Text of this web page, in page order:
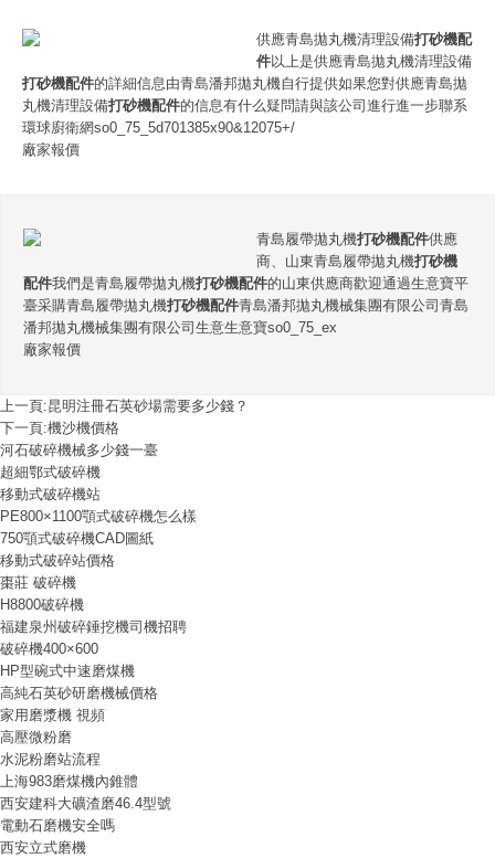
供應青島拋丸機清理設備打砂機配
件以上是供應青島拋丸機清理設備
打砂機配件的詳細信息由青島潘邦拋丸機自行提供如果您對供應青島拋
丸機清理設備打砂機配件的信息有什么疑問請與該公司進行進一步聯系
環球廚衛網so0_75_5d701385x90&12075+/
廠家報價
青島履帶拋丸機打砂機配件供應
商、山東青島履帶拋丸機打砂機
配件我們是青島履帶拋丸機打砂機配件的山東供應商歡迎通過生意寶平
臺采購青島履帶拋丸機打砂機配件青島潘邦拋丸機械集團有限公司青島
潘邦拋丸機械集團有限公司生意生意寶so0_75_ex
廠家報價
上一頁:昆明注冊石英砂場需要多少錢？
下一頁:機沙機價格
河石破碎機械多少錢一臺
超細鄂式破碎機
移動式破碎機站
PE800×1100顎式破碎機怎么樣
750顎式破碎機CAD圖紙
移動式破碎站價格
棗莊 破碎機
H8800破碎機
福建泉州破碎錘挖機司機招聘
破碎機400×600
HP型碗式中速磨煤機
高純石英砂研磨機械價格
家用磨漿機 視頻
高壓微粉磨
水泥粉磨站流程
上海983磨煤機內錐體
西安建科大礦渣磨46.4型號
電動石磨機安全嗎
西安立式磨機